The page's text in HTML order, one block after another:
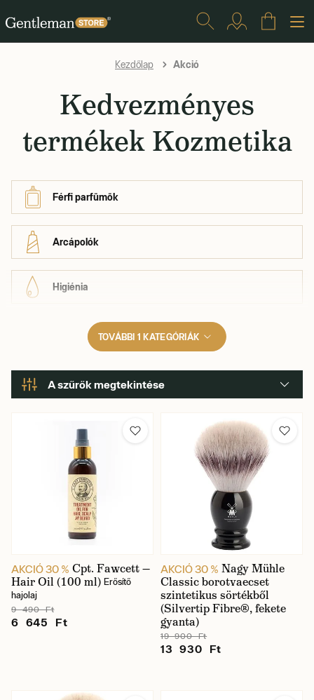
Kezdőlap Akció
Kedvezményes
termékek Kozmetika
Férfi parfümök
Arcápolók
Higiénia
TOVÁBBI 1 KATEGÓRIÁK
A szűrők megtekintése
AKCIÓ 30 % Cpt. Fawcett —
Hair Oil (100 ml) Erősítő
hajolaj
9 490 Ft
6 645 Ft
AKCIÓ 30 % Nagy Mühle
Classic borotvaecset
szintetikus sörtékből
(Silvertip Fibre®, fekete
gyanta)
19 900 Ft
13 930 Ft